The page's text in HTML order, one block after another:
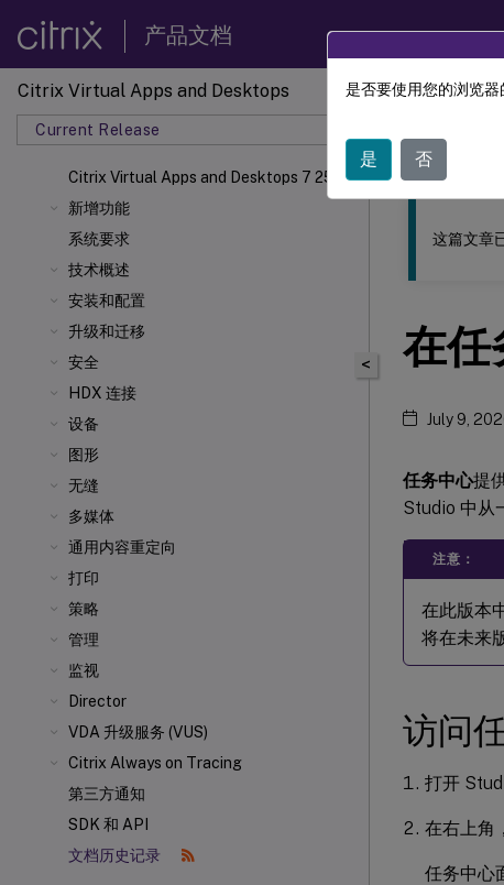
产品文档
Citrix Virtual Apps and Desktops
Current Release
Citrix Virtual Apps and Desktops 7 2511
新增功能
系统要求
技术概述
安装和配置
升级和迁移
安全
HDX 连接
设备
图形
无缝
多媒体
通用内容重定向
打印
策略
管理
监视
Director
VDA 升级服务 (VUS)
Citrix Always on Tracing
第三方通知
SDK 和 API
文档历史记录
此内容已经过机
<
这篇文章
在任
July 9,
任务中心提
Studio 中从
注意：
在此版本
将在未来
访问
打开
在右上角
任务中心
是否要使用您的浏览
是 否